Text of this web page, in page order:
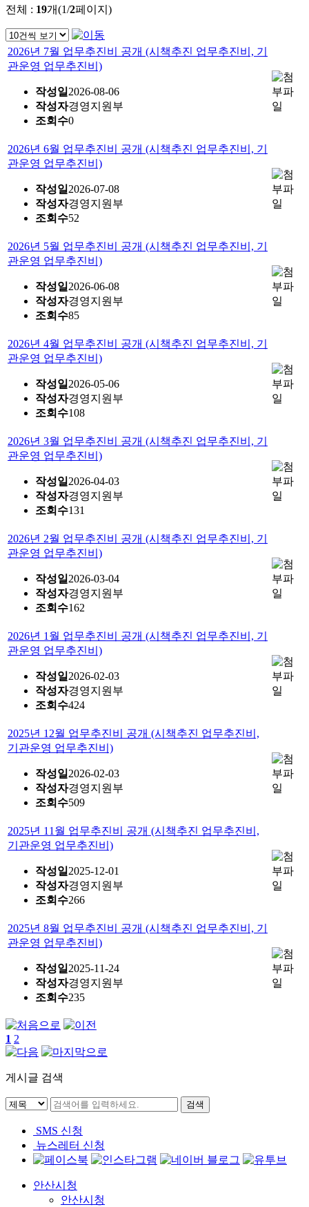
전체 : 19개(1/2페이지)
2026년 7월 업무추진비 공개 (시책추진 업무추진비, 기
관운영 업무추진비)
작성일 2026-08-06
작성자경영지원부
조회수0
2026년 6월 업무추진비 공개 (시책추진 업무추진비, 기
관운영 업무추진비)
작성일 2026-07-08
작성자경영지원부
조회수52
2026년 5월 업무추진비 공개 (시책추진 업무추진비, 기
관운영 업무추진비)
작성일 2026-06-08
작성자경영지원부
조회수85
2026년 4월 업무추진비 공개 (시책추진 업무추진비, 기
관운영 업무추진비)
작성일 2026-05-06
작성자경영지원부
조회수108
2026년 3월 업무추진비 공개 (시책추진 업무추진비, 기
관운영 업무추진비)
작성일 2026-04-03
작성자경영지원부
조회수131
2026년 2월 업무추진비 공개 (시책추진 업무추진비, 기
관운영 업무추진비)
작성일 2026-03-04
작성자경영지원부
조회수162
2026년 1월 업무추진비 공개 (시책추진 업무추진비, 기
관운영 업무추진비)
작성일 2026-02-03
작성자경영지원부
조회수424
2025년 12월 업무추진비 공개 (시책추진 업무추진비,
기관운영 업무추진비)
작성일 2026-02-03
작성자경영지원부
조회수509
2025년 11월 업무추진비 공개 (시책추진 업무추진비,
기관운영 업무추진비)
작성일 2025-12-01
작성자경영지원부
조회수266
2025년 8월 업무추진비 공개 (시책추진 업무추진비, 기
관운영 업무추진비)
작성일 2025-11-24
작성자경영지원부
조회수235
1 2
게시글 검색
SMS 신청
뉴스레터 신청
안산시청
안산시청